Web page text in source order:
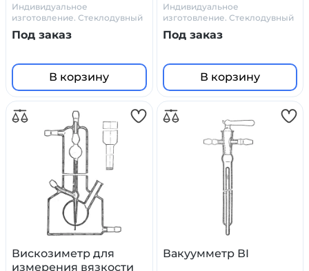
Индивидуальное
изготовление. Стеклодувный
цех Primelab
Под заказ
В корзину
Индивидуальное
изготовление. Стеклодувный
цех Primelab
Под заказ
В корзину
Вискозиметр для
измерения вязкости
Вакуумметр ВI